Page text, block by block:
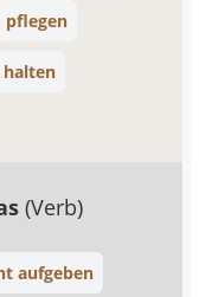
pflegen
halten
(Verb)
aufgeben